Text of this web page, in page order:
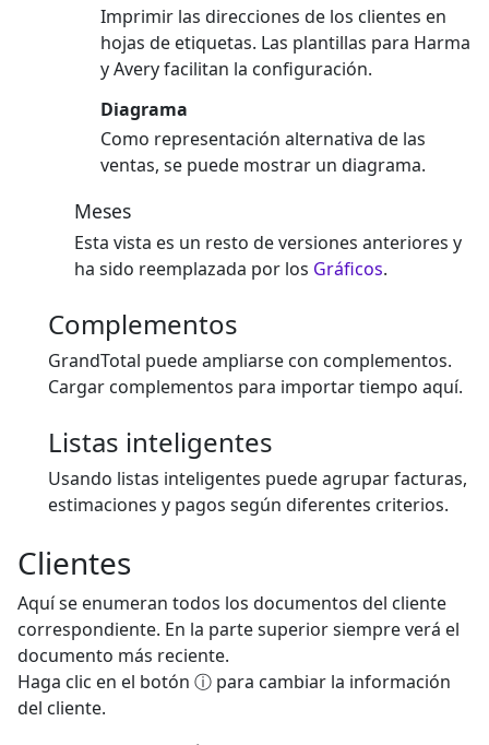
Imprimir las direcciones de los clientes en
hojas de etiquetas. Las plantillas para Harma
y Avery facilitan la configuración.
Diagrama
Como representación alternativa de las
ventas, se puede mostrar un diagrama.
Meses
Esta vista es un resto de versiones anteriores y
ha sido reemplazada por los Gráficos.
Complementos
GrandTotal puede ampliarse con complementos.
Cargar complementos para importar tiempo aquí.
Listas inteligentes
Usando listas inteligentes puede agrupar facturas,
estimaciones y pagos según diferentes criterios.
Clientes
Aquí se enumeran todos los documentos del cliente
correspondiente. En la parte superior siempre verá el
documento más reciente.
Haga clic en el botón ⓘ para cambiar la información
del cliente.